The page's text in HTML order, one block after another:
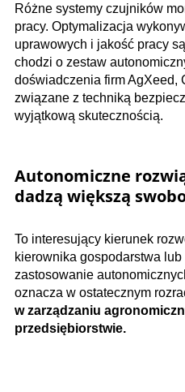
Różne systemy czujników
pracy. Optymalizacja
uprawowych i jakość pracy
chodzi o zestaw
doświadczenia firm AgXeed,
związane z techniką
wyjątkową skutecznością.
Autonomiczne
dadzą większą
To interesujący kierunek
kierownika gospodarstwa
zastosowanie
oznacza w ostatecznym
w zarządzaniu
przedsiębiorstwie.